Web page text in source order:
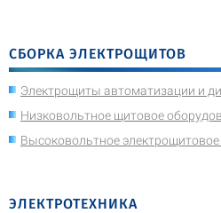
СБОРКА ЭЛЕКТРОЩИТОВ
Электрощиты автоматизации и
Низковольтное щитовое
Высоковольтное
ЭЛЕКТРОТЕХНИКА